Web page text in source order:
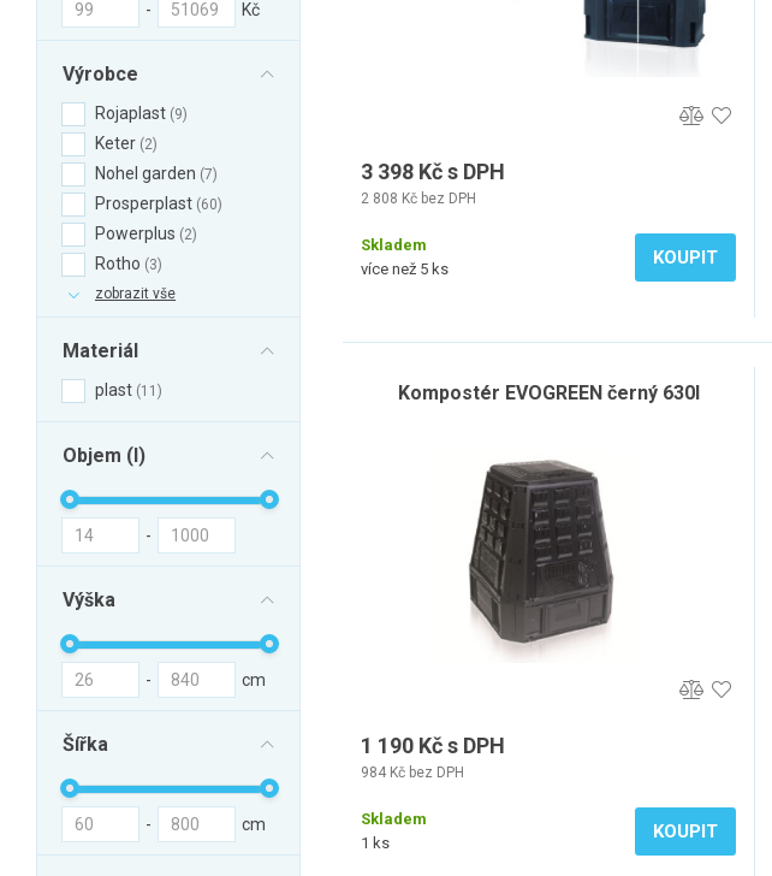
- Kč
Výrobce
Rojaplast 9
Keter 2
Nohel garden 7
Prosperplast 60
Powerplus 2
Rotho
3
zobrazit vše
Materiál
plast 11
Objem (l)
-
Výška
- cm
Šířka
- cm
3 398 Kč s DPH
2 808 Kč bez DPH
Skladem
více než 5 ks
KOUPIT
Kompostér EVOGREEN černý 630l
1 190 Kč s DPH
984 Kč bez DPH
Skladem
1 ks
KOUPIT